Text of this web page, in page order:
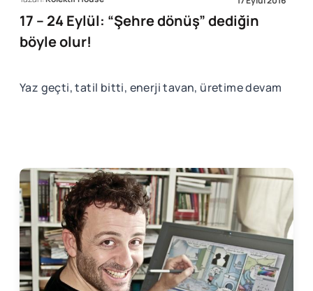
17 – 24 Eylül: “Şehre dönüş” dediğin
böyle olur!
Yaz geçti, tatil bitti, enerji tavan, üretime devam